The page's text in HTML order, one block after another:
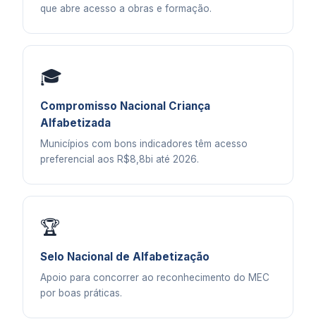
que abre acesso a obras e formação.
🎓
Compromisso Nacional Criança
Alfabetizada
Municípios com bons indicadores têm acesso
preferencial aos R$8,8bi até 2026.
🏆
Selo Nacional de Alfabetização
Apoio para concorrer ao reconhecimento do MEC
por boas práticas.